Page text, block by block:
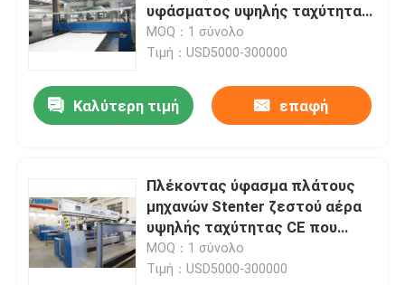
υφάσματος υψηλής ταχύτητας
πετρελαίου πολυεστέρα
MOQ：1 σύνολο
Τιμή：USD5000-300000
Καλύτερη τιμή επαφή
Πλέκοντας ύφασμα πλάτους
μηχανών Stenter ζεστού αέρα
υψηλής ταχύτητας CE που
τελειώνει 2400mm
MOQ：1 σύνολο
Τιμή：USD5000-300000